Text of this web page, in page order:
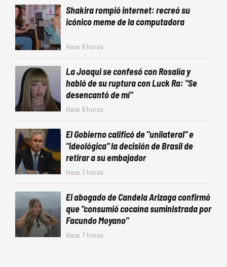
Shakira rompió internet: recreó su
icónico meme de la computadora
Hace 6 horas
La Joaqui se confesó con Rosalía y
habló de su ruptura con Luck Ra: "Se
desencantó de mí"
Hace 6 horas
El Gobierno calificó de "unilateral" e
"ideológica" la decisión de Brasil de
retirar a su embajador
Hace 7 horas
El abogado de Candela Arizaga confirmó
que "consumió cocaína suministrada por
Facundo Moyano"
Hace 7 horas